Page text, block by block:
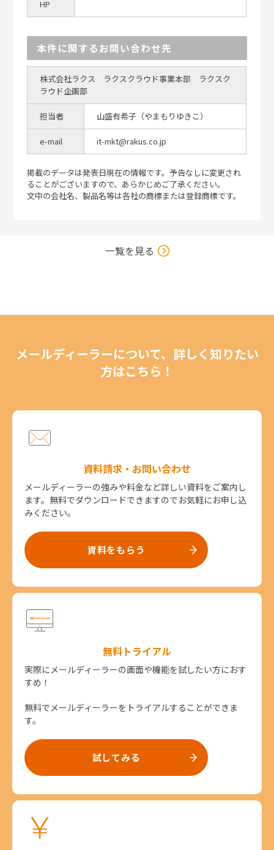
HP
本件に関するお問い合わせ先
株式会社ラクス ラクスクラウド事業本部 ラクスク
ラウド企画部
担当者 山盛有希子（やまもりゆきこ）
e-mail it-mkt@rakus.co.jp
掲載のデータは発表日現在の情報です。予告なしに変更され
ることがございますので、あらかじめご了承ください。
文中の会社名、製品名等は各社の商標または登録商標です。
一覧を見る
メールディーラーについて、詳しく知りたい
方はこちら！
資料請求・お問い合わせ
メールディーラーの強みや料金など詳しい資料をご案内し
ます。無料でダウンロードできますのでお気軽にお申し込
みください。
資料をもらう
無料トライアル
実際にメールディーラーの画面や機能を試したい方におす
すめ！
無料でメールディーラーをトライアルすることができま
す。
試してみる